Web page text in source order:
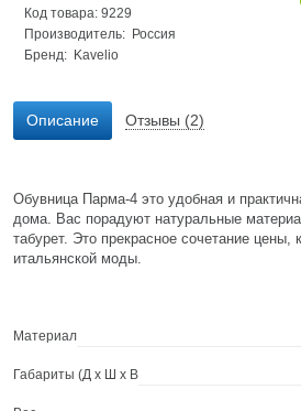
Код товара: 9229
Производитель: Россия
Бренд: Kavelio
Описание Отзывы (2)
Обувница Парма-4 это удобная и
дома. Вас порадуют натуральные
табурет. Это прекрасное сочетание цены,
итальянской моды.
Материал
Габариты (Д х Ш х В